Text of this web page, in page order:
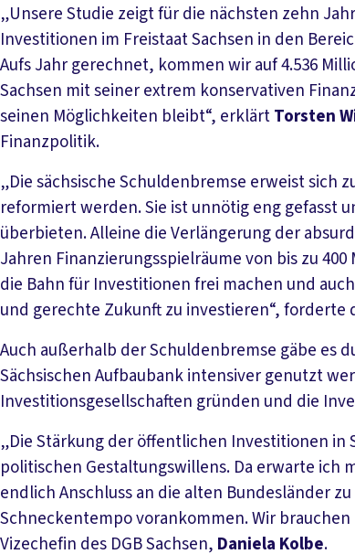
„Unsere Studie zeigt für die nächsten zehn
Investitionen im Freistaat Sachsen in den
Aufs Jahr gerechnet, kommen wir auf 4.536
Sachsen mit seiner extrem konservativen
seinen Möglichkeiten bleibt“, erklärtTorsten
Finanzpolitik.
„Die sächsische Schuldenbremse erweist sich
reformiert werden. Sie ist unnötig eng gefasst
überbieten. Alleine die Verlängerung der
Jahren Finanzierungsspielräume von bis zu
die Bahn für Investitionen frei machen und
und gerechte Zukunft zu investieren“, forderte
Auch außerhalb der Schuldenbremse gäbe es
Sächsischen Aufbaubank intensiver genutzt
Investitionsgesellschaften gründen und die
„Die Stärkung der öffentlichen Investitionen in
politischen Gestaltungswillens. Da erwarte ich
endlich Anschluss an die alten Bundesländer
Schneckentempo vorankommen. Wir
Vizechefin des DGB Sachsen, Daniela Kolbe.